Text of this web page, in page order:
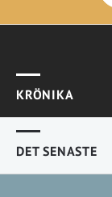
KRÖNIKA
DET SENASTE